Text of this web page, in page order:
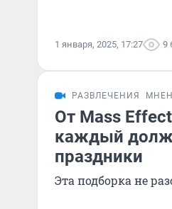
1 января, 2025, 17:27 9
РАЗВЛЕЧЕНИЯ
От Mass
каждый
праздники
Эта подборка не